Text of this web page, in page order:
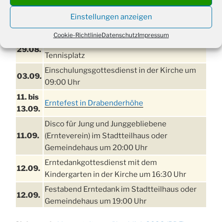
Einstellungen anzeigen
Cookie-RichtlinieDatenschutzImpressum
28.8.
Sommerfreizeit der Ev. Jugend in Berlin für
Kinder ab 13 Jahren
29.08.
Tennisplatz
03.09.
Einschulungsgottesdienst in der Kirche um
09:00 Uhr
11. bis
13.09.
Erntefest in Drabenderhöhe
11.09.
Disco für Jung und Junggebliebene
(Ernteverein) im Stadtteilhaus oder
Gemeindehaus um 20:00 Uhr
12.09.
Erntedankgottesdienst mit dem
Kindergarten in der Kirche um 16:30 Uhr
12.09.
Festabend Erntedank im Stadtteilhaus oder
Gemeindehaus um 19:00 Uhr